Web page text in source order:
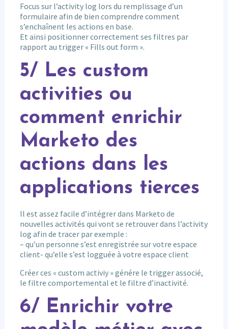
Focus sur l’activity log lors du remplissage d’un
formulaire afin de bien comprendre comment
s’enchaînent les actions en base.
Et ainsi positionner correctement ses filtres par
rapport au trigger « Fills out form ».
5/ Les custom
activities ou
comment enrichir
Marketo des
actions dans les
applications tierces
Il est assez facile d’intégrer dans Marketo de
nouvelles activités qui vont se retrouver dans l’activity
log afin de tracer par exemple :
– qu’un personne s’est enregistrée sur votre espace
client- qu’elle s’est logguée à votre espace client
Créer ces « custom activiy » génére le trigger associé,
le filtre comportemental et le filtre d’inactivité.
6/ Enrichir votre